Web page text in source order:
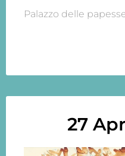
Palazzo delle
27